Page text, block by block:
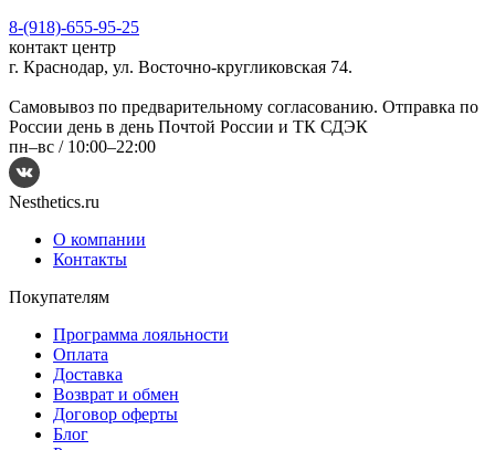
8-(918)-655-95-25
контакт центр
г. Краснодар, ул. Восточно-кругликовская 74.
Самовывоз по предварительному согласованию. Отправка по
России день в день Почтой России и ТК СДЭК
пн–вс / 10:00–22:00
Nesthetics.ru
О компании
Контакты
Покупателям
Программа лояльности
Оплата
Доставка
Возврат и обмен
Договор оферты
Блог